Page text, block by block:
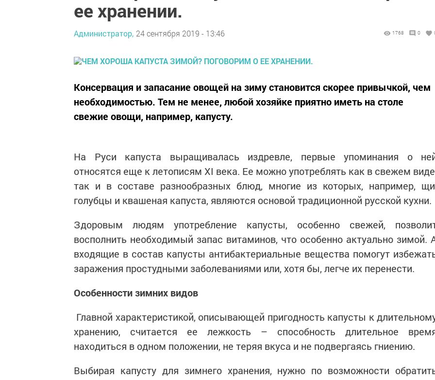
ее хранении.
Администратор, 24 сентября 2019 - 13:46 1768 0
Консервация и запасание овощей на зиму становится скорее привычкой, чем
необходимостью. Тем не менее, любой хозяйке приятно иметь на столе
свежие овощи, например, капусту.
На Руси капуста выращивалась издревле, первые упоминания о
относятся еще к летописям XI века. Ее можно употреблять как в свежем
так и в составе разнообразных блюд, многие из которых, например,
голубцы и квашеная капуста, являются основой традиционной русской кухни.
Здоровым людям употребление капусты, особенно свежей,
восполнить необходимый запас витаминов, что особенно актуально зимой.
входящие в состав капусты антибактериальные вещества помогут
заражения простудными заболеваниями или, хотя бы, легче их перенести.
Особенности зимних видов
Главной характеристикой, описывающей пригодность капусты к
хранению, считается ее лежкость – способность длительное
находиться в одном положении, не теряя вкуса и не подвергаясь гниению.
Выбирая капусту для зимнего хранения, нужно по возможности